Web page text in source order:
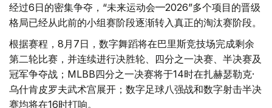
经过6日的密集争夺，“未来运动会—2026”多个项目的晋级
格局已经从此前的小组赛阶段逐渐转入真正的淘汰赛阶段。
根据赛程，8月7日，数字舞蹈将在巴里斯竞技场完成剩余
第二轮比赛，并连续进行决胜轮、四分之一决赛、半决赛及
冠军争夺战；MLBB四分之一决赛将于14时在扎赫瑟勒克·
乌什肯皮罗夫武术宫展开；数字足球八强战和数字射击半决
赛均将在16时打响。